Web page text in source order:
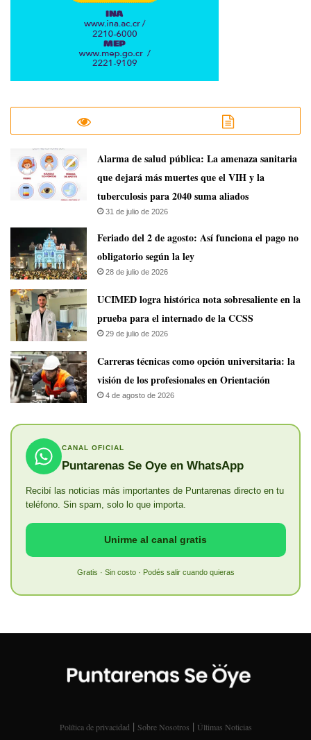
​Alarma de salud pública: La amenaza sanitaria
que dejará más muertes que el VIH y la
tuberculosis para 2040 suma aliados
31 de julio de 2026
Feriado del 2 de agosto: Así funciona el pago no
obligatorio según la ley
28 de julio de 2026
UCIMED logra histórica nota sobresaliente en la
prueba para el internado de la CCSS
29 de julio de 2026
Carreras técnicas como opción universitaria: la
visión de los profesionales en Orientación
4 de agosto de 2026
CANAL OFICIAL
Puntarenas Se Oye en WhatsApp
Recibí las noticias más importantes de Puntarenas directo en tu
teléfono. Sin spam, solo lo que importa.
Unirme al canal gratis
Gratis · Sin costo · Podés salir cuando quieras
Política de privacidad | Sobre Nosotros | Últimas Noticias